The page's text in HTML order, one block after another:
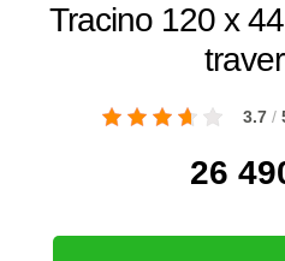
Tracino 120 x
3.7 /
26